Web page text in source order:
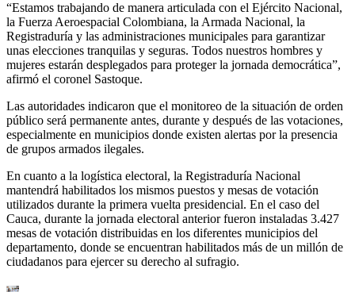
“Estamos trabajando de manera articulada con el Ejército Nacional,
la Fuerza Aeroespacial Colombiana, la Armada Nacional, la
Registraduría y las administraciones municipales para garantizar
unas elecciones tranquilas y seguras. Todos nuestros hombres y
mujeres estarán desplegados para proteger la jornada democrática”,
afirmó el coronel Sastoque.
Las autoridades indicaron que el monitoreo de la situación de orden
público será permanente antes, durante y después de las votaciones,
especialmente en municipios donde existen alertas por la presencia
de grupos armados ilegales.
En cuanto a la logística electoral, la Registraduría Nacional
mantendrá habilitados los mismos puestos y mesas de votación
utilizados durante la primera vuelta presidencial. En el caso del
Cauca, durante la jornada electoral anterior fueron instaladas 3.427
mesas de votación distribuidas en los diferentes municipios del
departamento, donde se encuentran habilitados más de un millón de
ciudadanos para ejercer su derecho al sufragio.